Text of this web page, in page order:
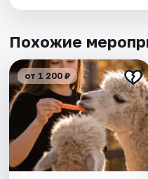
Похожие
от 1 200 ₽